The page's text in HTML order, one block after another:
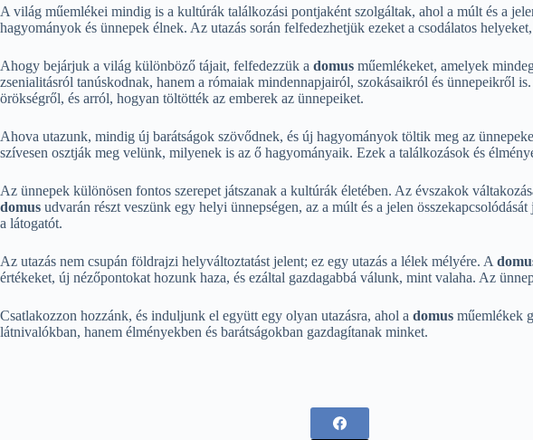
A világ műemlékei mindig is a kultúrák találkozási pontjaként szolgáltak, ahol a múlt és a
hagyományok és ünnepek élnek. Az utazás során felfedezhetjük ezeket a csodálatos
Ahogy bejárjuk a világ különböző tájait, felfedezzük a domus műemlékeket, amelyek
zsenialitásról tanúskodnak, hanem a rómaiak mindennapjairól, szokásaikról és ünnepeikről
örökségről, és arról, hogyan töltötték az emberek az ünnepeiket.
Ahova utazunk, mindig új barátságok szövődnek, és új hagyományok töltik meg az
szívesen osztják meg velünk, milyenek is az ő hagyományaik. Ezek a találkozások és
Az ünnepek különösen fontos szerepet játszanak a kultúrák életében. Az évszakok
domus udvarán részt veszünk egy helyi ünnepségen, az a múlt és a jelen
a látogatót.
Az utazás nem csupán földrajzi helyváltoztatást jelent; ez egy utazás a lélek mélyére. A
értékeket, új nézőpontokat hozunk haza, és ezáltal gazdagabbá válunk, mint valaha. Az
Csatlakozzon hozzánk, és induljunk el együtt egy olyan utazásra, ahol a domus műemlékek
látnivalókban, hanem élményekben és barátságokban gazdagítanak minket.